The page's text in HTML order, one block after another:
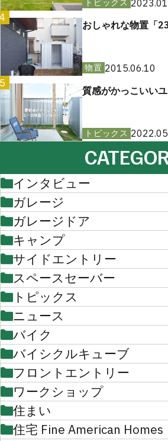
トピックス
おしゃれな物置「
物置 2015.06.10
質感がかっこいい
トピックス
インタビュー
ガレージ
ガレージドア
キャンプ
サイドエントリー
スペースセーバー
トピックス
ニュース
バイク
バイシクルキューブ
フロントエントリー
ワークショップ
住まい
住宅 Fine American Homes